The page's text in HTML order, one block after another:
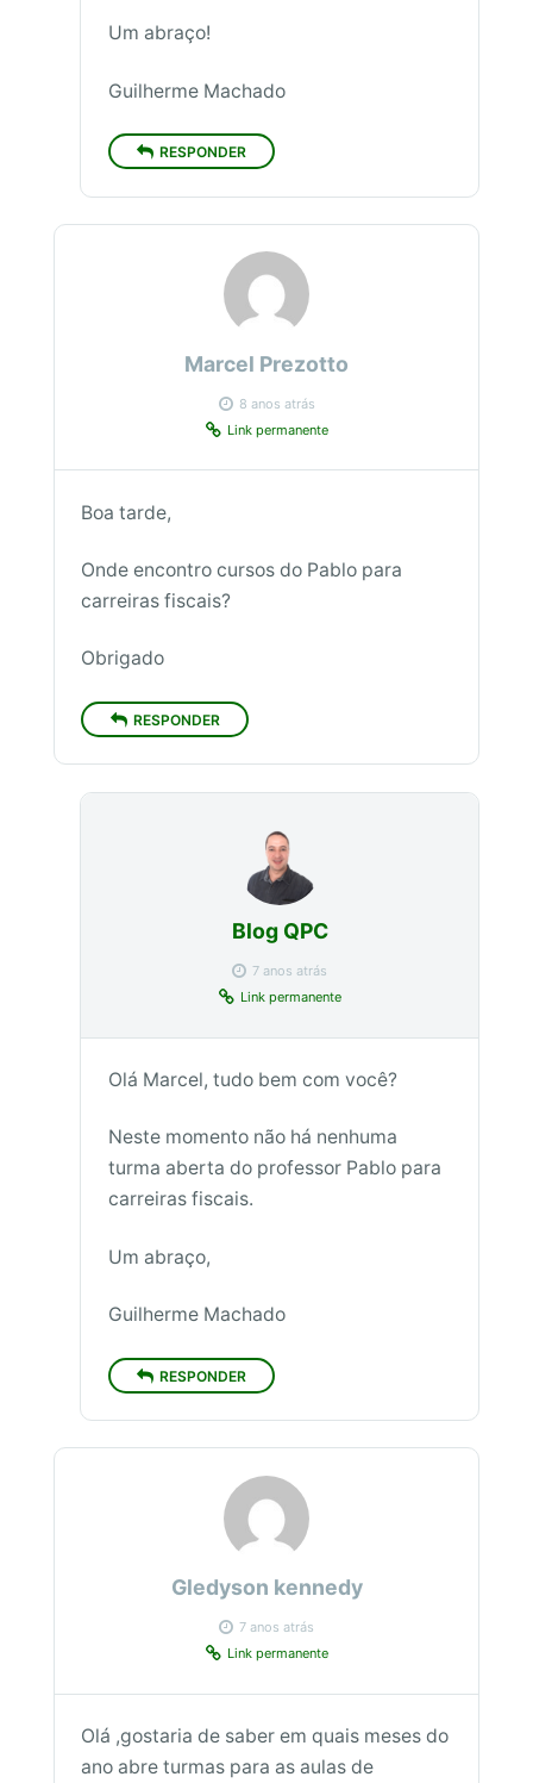
Um abraço!
Guilherme Machado
RESPONDER
Marcel Prezotto
8 anos atrás
Link permanente
Boa tarde,
Onde encontro cursos do Pablo para
carreiras fiscais?
Obrigado
RESPONDER
Blog QPC
7 anos atrás
Link permanente
Olá Marcel, tudo bem com você?
Neste momento não há nenhuma
turma aberta do professor Pablo para
carreiras fiscais.
Um abraço,
Guilherme Machado
RESPONDER
Gledyson kennedy
7 anos atrás
Link permanente
Olá ,gostaria de saber em quais meses do
ano abre turmas para as aulas de